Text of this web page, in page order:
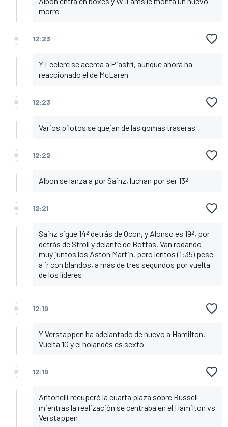
morro
12:23
Y Leclerc se acerca a Piastri, aunque ahora ha
reaccionado el de McLaren
12:23
Varios pilotos se quejan de las gomas traseras
12:22
Albon se lanza a por Sainz, luchan por ser 13º
12:21
Sainz sigue 14º detrás de Ocon, y Alonso es 19º, por
detrás de Stroll y delante de Bottas. Van rodando
muy juntos los Aston Martin, pero lentos (1:35) pese
a ir con blandos, a más de tres segundos por vuelta
de los líderes
12:19
Y Verstappen ha adelantado de nuevo a Hamilton.
Vuelta 10 y el holandés es sexto
12:19
Antonelli recuperó la cuarta plaza sobre Russell
mientras la realización se centraba en el Hamilton vs
Verstappen